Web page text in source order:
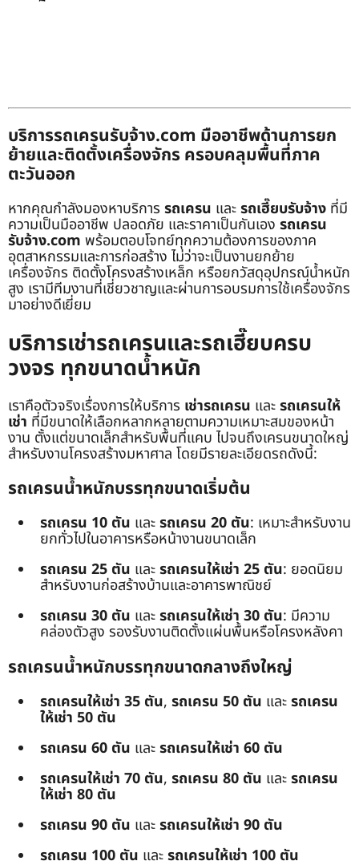
บริการรถเครนรับจ้าง.com มืออาชีพด้านการยก
ย้ายและติดตั้งเครื่องจักร ครอบคลุมพื้นที่ภาค
ตะวันออก
หากคุณกำลังมองหาบริการ รถเครน และรถเฮี๊ยบรับจ้าง ที่มี
ความเป็นมืออาชีพ ปลอดภัย และราคาเป็นกันเอง รถเครน
รับจ้าง.com พร้อมตอบโจทย์ทุกความต้องการของภาค
อุตสาหกรรมและการก่อสร้าง ไม่ว่าจะเป็นงานยกย้าย
เครื่องจักร ติดตั้งโครงสร้างเหล็ก หรือยกวัสดุอุปกรณ์น้ำหนัก
สูง เรามีทีมงานที่เชี่ยวชาญและผ่านการอบรมการใช้เครื่องจักร
มาอย่างดีเยี่ยม
บริการเช่ารถเครนและรถเฮี๊ยบครบ
วงจร ทุกขนาดน้ำหนัก
เราคือตัวจริงเรื่องการให้บริการ เช่ารถเครน และรถเครนให้
เช่า ที่มีขนาดให้เลือกหลากหลายตามความเหมาะสมของหน้า
งาน ตั้งแต่ขนาดเล็กสำหรับพื้นที่แคบ ไปจนถึงเครนขนาดใหญ่
สำหรับงานโครงสร้างมหาศาล โดยมีรายละเอียดรถดังนี้:
รถเครนน้ำหนักบรรทุกขนาดเริ่มต้น
รถเครน 10 ตัน และรถเครน 20 ตัน: เหมาะสำหรับงาน
ยกทั่วไปในอาคารหรือหน้างานขนาดเล็ก
รถเครน 25 ตัน และรถเครนให้เช่า 25 ตัน: ยอดนิยม
สำหรับงานก่อสร้างบ้านและอาคารพาณิชย์
รถเครน 30 ตัน และรถเครนให้เช่า 30 ตัน: มีความ
คล่องตัวสูง รองรับงานติดตั้งแผ่นพื้นหรือโครงหลังคา
รถเครนน้ำหนักบรรทุกขนาดกลางถึงใหญ่
รถเครนให้เช่า 35 ตัน, รถเครน 50 ตัน และรถเครน
ให้เช่า 50 ตัน
รถเครน 60 ตัน และรถเครนให้เช่า 60 ตัน
รถเครนให้เช่า 70 ตัน, รถเครน 80 ตัน และรถเครน
ให้เช่า 80 ตัน
รถเครน 90 ตัน และรถเครนให้เช่า 90 ตัน
รถเครน 100 ตัน และรถเครนให้เช่า 100 ตัน